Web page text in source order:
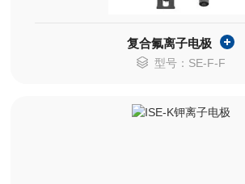
复合氟离子电极
型号：SE-F-F